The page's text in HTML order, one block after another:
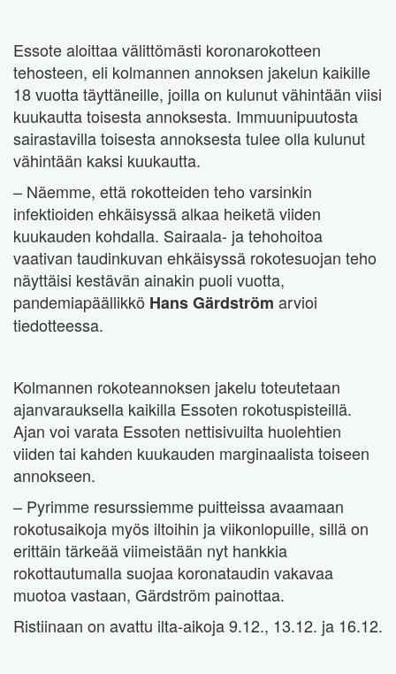
Essote aloittaa välittömästi koronarokotteen
tehosteen, eli kolmannen annoksen jakelun kaikille
18 vuotta täyttäneille, joilla on kulunut vähintään viisi
kuukautta toisesta annoksesta. Immuunipuutosta
sairastavilla toisesta annoksesta tulee olla kulunut
vähintään kaksi kuukautta.
– Näemme, että rokotteiden teho varsinkin
infektioiden ehkäisyssä alkaa heiketä viiden
kuukauden kohdalla. Sairaala- ja tehohoitoa
vaativan taudinkuvan ehkäisyssä rokotesuojan teho
näyttäisi kestävän ainakin puoli vuotta,
pandemiapäällikkö Hans Gärdström arvioi
tiedotteessa.
Kolmannen rokoteannoksen jakelu toteutetaan
ajanvarauksella kaikilla Essoten rokotuspisteillä.
Ajan voi varata Essoten nettisivuilta huolehtien
viiden tai kahden kuukauden marginaalista toiseen
annokseen.
– Pyrimme resurssiemme puitteissa avaamaan
rokotusaikoja myös iltoihin ja viikonlopuille, sillä on
erittäin tärkeää viimeistään nyt hankkia
rokottautumalla suojaa koronataudin vakavaa
muotoa vastaan, Gärdström painottaa.
Ristiinaan on avattu ilta-aikoja 9.12., 13.12. ja 16.12.